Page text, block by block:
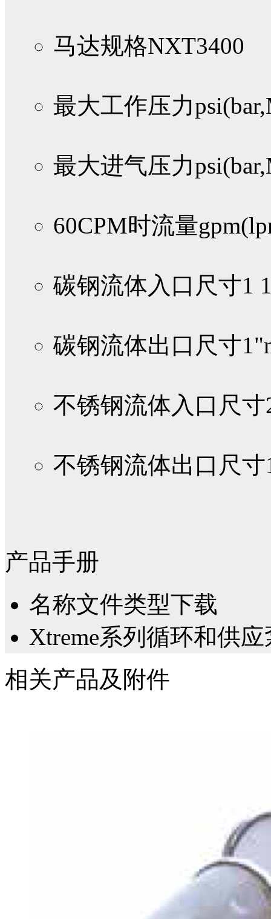
马达规格NXT3400
最大工作压力
最大进气压力
60CPM时流量
碳钢流体入口尺寸1
碳钢流体出口尺寸
不锈钢流体入口尺寸
不锈钢流体出口尺寸
产品手册
名称文件类型下载
Xtreme系列循环和供应
相关产品及附件